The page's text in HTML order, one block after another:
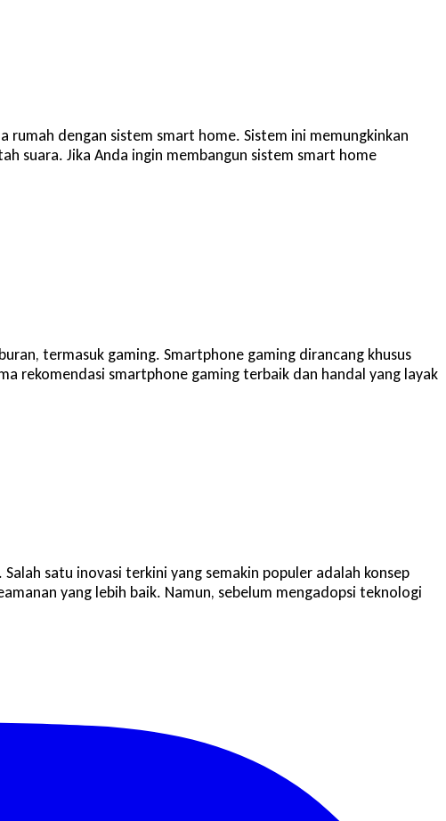
dengan sistem smart home. Sistem ini memungkinkan
suara. Jika Anda ingin membangun sistem smart home
termasuk gaming. Smartphone gaming dirancang khusus
rekomendasi smartphone gaming terbaik dan handal yang layak
satu inovasi terkini yang semakin populer adalah konsep
yang lebih baik. Namun, sebelum mengadopsi teknologi